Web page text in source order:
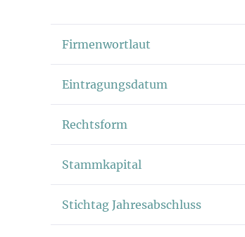
Firmenwortlaut
Eintragungsdatum
Rechtsform
Stammkapital
Stichtag Jahresabschluss